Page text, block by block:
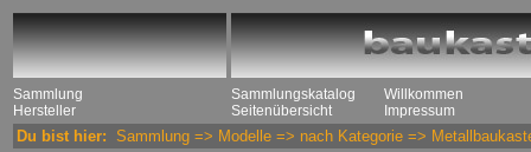
Sammlung
Hersteller
Sammlungskatalog
Seitenübersicht
Willkommen
Impressum
Du bist hier: Sammlung => Modelle => nach Kategorie =>